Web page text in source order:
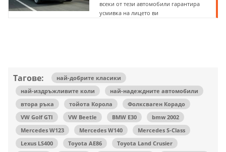
всеки от тези автомобили гарантира
усмивка на лицето ви
Тагове:
най-добрите класики
най-издръжливите коли
най-надеждните автомобили
втора ръка
тойота Корола
Фолксваген Корадо
VW Golf GTI
VW Beetle BMW E30
bmw 2002
Mercedes W123
Mercedes W140
Mercedes S-Class
Lexus LS400
Toyota AE86
Toyota Land Crusier